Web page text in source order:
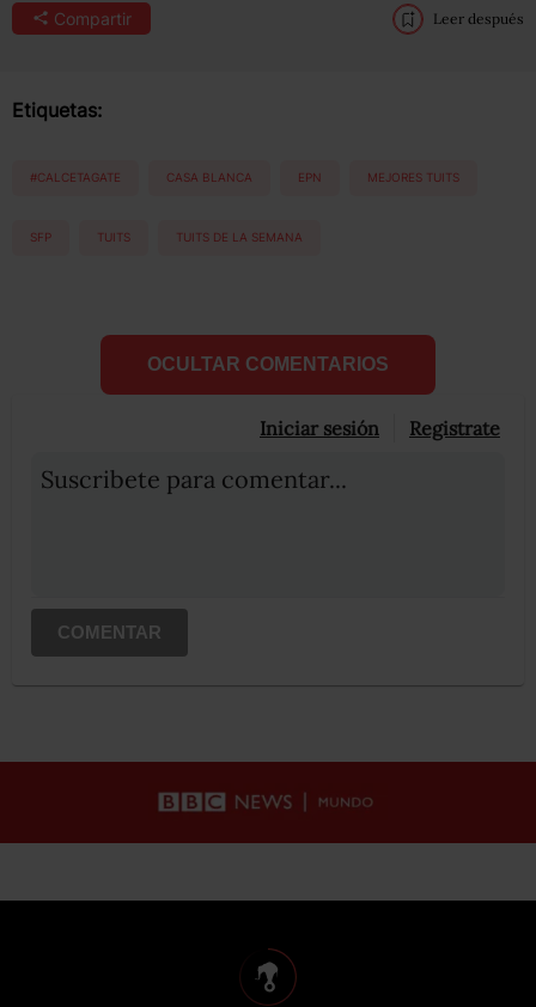
Compartir Leer después
Etiquetas:
#CALCETAGATE CASA BLANCA EPN MEJORES TUITS
SFP TUITS TUITS DE LA SEMANA
OCULTAR COMENTARIOS
Iniciar sesión Registrate
Suscribete para comentar...
COMENTAR